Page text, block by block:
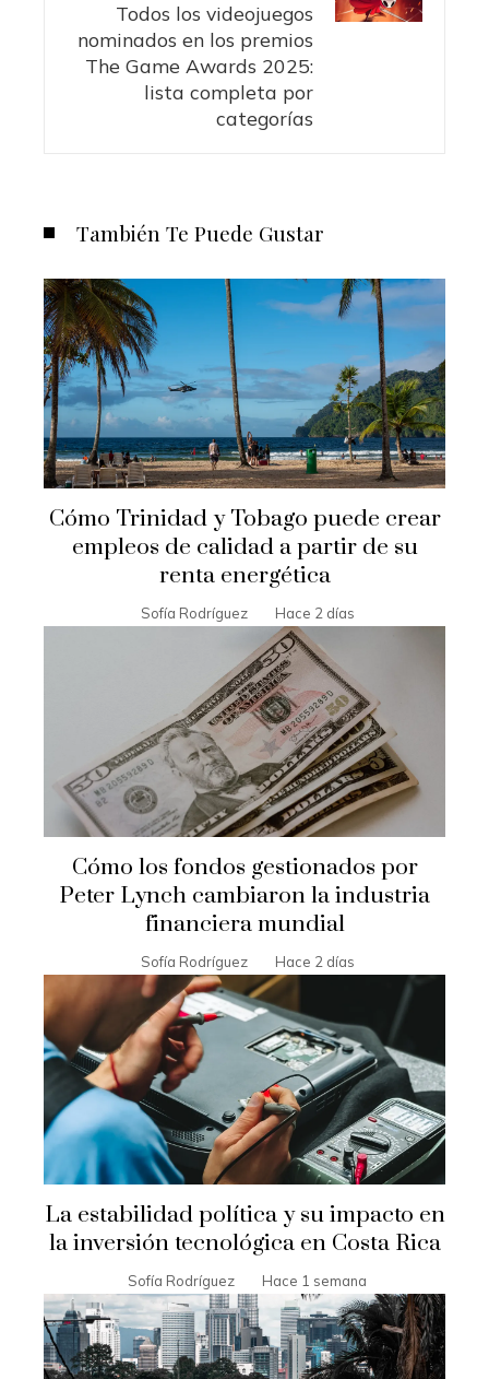
Todos los videojuegos
nominados en los premios
The Game Awards 2025:
lista completa por
categorías
También Te Puede Gustar
Cómo Trinidad y Tobago puede crear
empleos de calidad a partir de su
renta energética
Sofía Rodríguez Hace 2 días
Cómo los fondos gestionados por
Peter Lynch cambiaron la industria
financiera mundial
Sofía Rodríguez Hace 2 días
La estabilidad política y su impacto en
la inversión tecnológica en Costa Rica
Sofía Rodríguez Hace 1 semana